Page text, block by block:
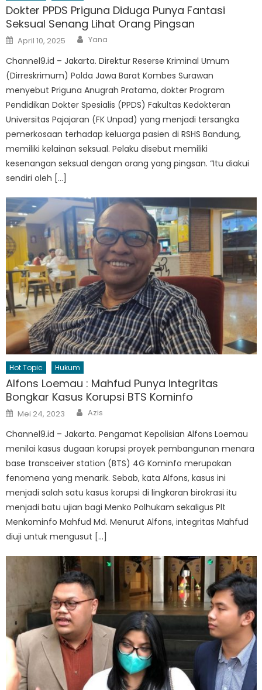
Dokter PPDS Priguna Diduga Punya Fantasi
Seksual Senang Lihat Orang Pingsan
Posted
on
April 10, 2025 Author
Yana
Channel9.id – Jakarta. Direktur Reserse Kriminal Umum
(Dirreskrimum) Polda Jawa Barat Kombes Surawan
menyebut Priguna Anugrah Pratama, dokter Program
Pendidikan Dokter Spesialis (PPDS) Fakultas Kedokteran
Universitas Pajajaran (FK Unpad) yang menjadi tersangka
pemerkosaan terhadap keluarga pasien di RSHS Bandung,
memiliki kelainan seksual. Pelaku disebut memiliki
kesenangan seksual dengan orang yang pingsan. “Itu diakui
sendiri oleh […]
Hot Topic Hukum
Alfons Loemau : Mahfud Punya Integritas
Bongkar Kasus Korupsi BTS Kominfo
Posted
on
Mei 24, 2023 Author
Azis
Channel9.id – Jakarta. Pengamat Kepolisian Alfons Loemau
menilai kasus dugaan korupsi proyek pembangunan menara
base transceiver station (BTS) 4G Kominfo merupakan
fenomena yang menarik. Sebab, kata Alfons, kasus ini
menjadi salah satu kasus korupsi di lingkaran birokrasi itu
menjadi batu ujian bagi Menko Polhukam sekaligus Plt
Menkominfo Mahfud Md. Menurut Alfons, integritas Mahfud
diuji untuk mengusut […]